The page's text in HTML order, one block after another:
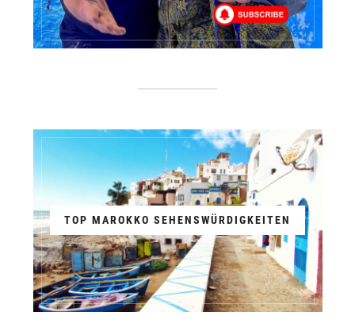
TOP MAROKKO SEHENSWÜRDIGKEITEN